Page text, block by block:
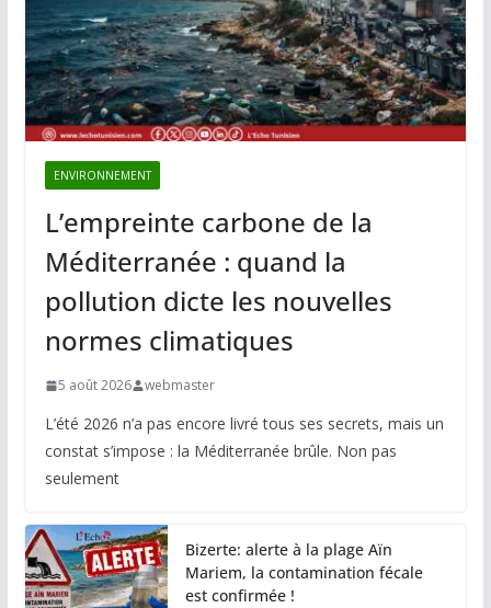
ENVIRONNEMENT
L’empreinte carbone de la
Méditerranée : quand la
pollution dicte les nouvelles
normes climatiques
5 août 2026 webmaster
L’été 2026 n’a pas encore livré tous ses secrets, mais un
constat s’impose : la Méditerranée brûle. Non pas
seulement
Bizerte: alerte à la plage Aïn
Mariem, la contamination fécale
est confirmée !